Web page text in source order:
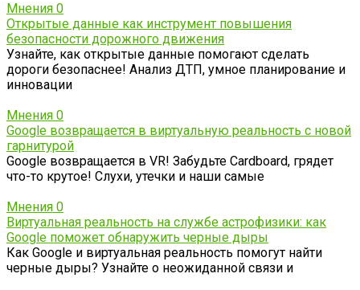
Мнения 0
Открытые данные как инструмент повышения
безопасности дорожного движения
Узнайте, как открытые данные помогают сделать
дороги безопаснее! Анализ ДТП, умное планирование и
инновации
Мнения 0
Google возвращается в виртуальную реальность с новой
гарнитурой
Google возвращается в VR! Забудьте Cardboard, грядет
что-то крутое! Слухи, утечки и наши самые
Мнения 0
Виртуальная реальность на службе астрофизики: как
Google поможет обнаружить черные дыры
Как Google и виртуальная реальность помогут найти
черные дыры? Узнайте о неожиданной связи и